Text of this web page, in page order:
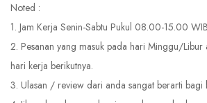
Noted :
1. Jam Kerja Senin-Sabtu Pukul 08.00-15.00 WIB
2. Pesanan yang masuk pada hari Minggu/Libur
hari kerja berikutnya.
3. Ulasan / review dari anda sangat berarti bagi